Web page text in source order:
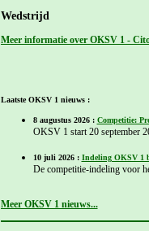
Wedstrijd
Meer informatie over OKSV 1 -
Laatste OKSV 1 nieuws :
8 augustus 2026 : Competitie:
OKSV 1 start 20 september
10 juli 2026 : Indeling OKSV 1
De competitie-indeling voor
Meer OKSV 1 nieuws...